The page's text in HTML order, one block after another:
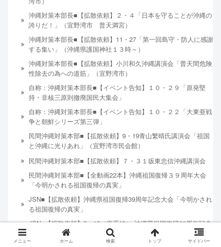
沖縄対策本部長■【拡散依頼】２・４「日本を守ることが沖縄の
誇りだ！」（宜野湾市 普天満宮）
沖縄対策本部長■【拡散依頼】11・27「第一回島守・防人に感謝
する集い」（沖縄県護国神社１３時～）
沖縄対策本部長■【拡散依頼】小川和久沖縄講演会「普天間危険
性除去の為への道筋」（宜野湾市）
自称：沖縄対策本部長■【イベント告知】１０・２９「原発堅
持・非核三原則撤廃国民大集会」
自称：沖縄対策本部長■【イベント告知】１０・２２「大東亜戦
争と朝鮮シリーズ第三弾」
民間沖縄対策本部■【拡散依頼】9・19青山繁晴氏講演会「祖国
と沖縄に光りあれ」（宜野湾市民会館）
民間沖縄対策本部■【拡散依頼】７・３１坂東忠信沖縄講演会
民間沖縄対策本部■【全動画22本】沖縄祖国復帰３９周年大会
「今明かされる祖国復帰の真実」
JSN■【拡散依頼】沖縄県祖国復帰39周年記念大会「今明かされ
る祖国復帰の真実」
JSN■【拡散依頼】5・15（嘉手納） 沖縄県祖国復帰39周年記念
メニュー ホーム 検索 トップ サイドバー